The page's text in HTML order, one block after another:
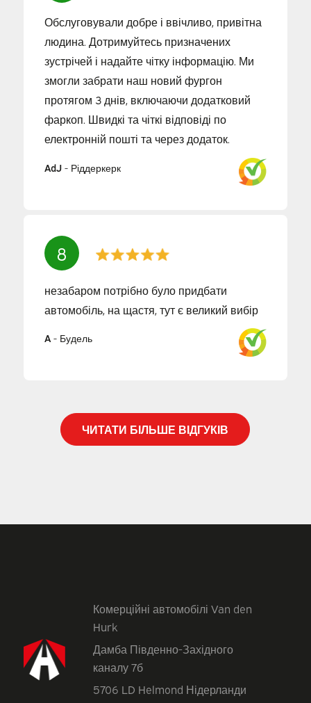
Обслуговували добре і ввічливо, привітна
людина. Дотримуйтесь призначених
зустрічей і надайте чітку інформацію. Ми
змогли забрати наш новий фургон
протягом 3 днів, включаючи додатковий
фаркоп. Швидкі та чіткі відповіді по
електронній пошті та через додаток.
AdJ- Ріддеркерк
8
незабаром потрібно було придбати
автомобіль, на щастя, тут є великий вибір
A- Будель
ЧИТАТИ БІЛЬШЕ ВІДГУКІВ
Комерційні автомобілі Van den
Hurk
Дамба Південно-Західного
каналу 7б
5706 LD Helmond Нідерланди